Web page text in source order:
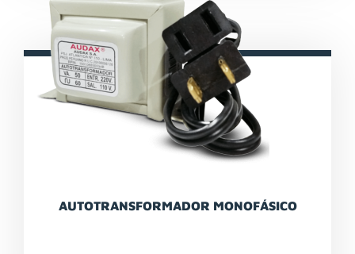
AUTOTRANSFORMADOR MONOFÁSICO